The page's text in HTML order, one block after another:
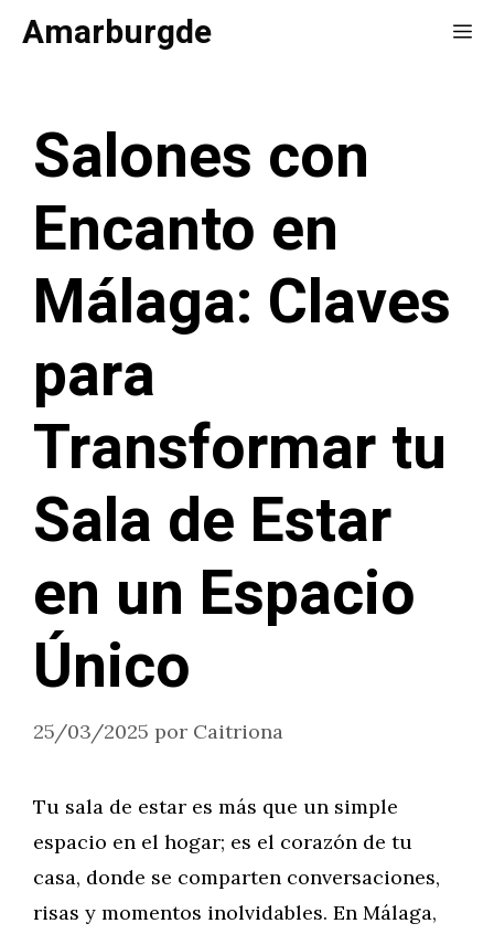
SaltarAmarburgde
Salones con
Encanto en
Málaga: Claves
para
Transformar tu
Sala de Estar
en un Espacio
Único
25/03/2025 por Caitriona
Tu sala de estar es más que un simple
espacio en el hogar; es el corazón de tu
casa, donde se comparten conversaciones,
risas y momentos inolvidables. En Málaga,